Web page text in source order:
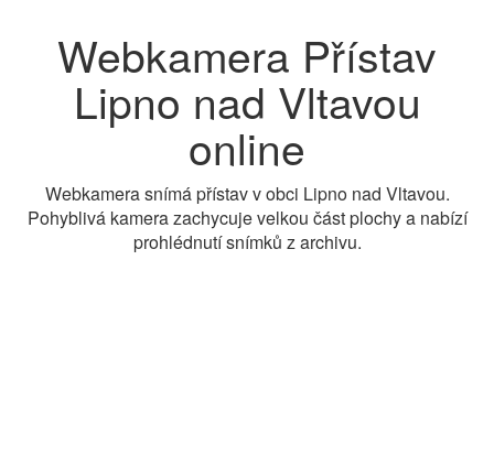
Webkamera Přístav
Lipno nad Vltavou
online
Webkamera snímá přístav v obci Lipno nad Vltavou.
Pohyblivá kamera zachycuje velkou část plochy a nabízí
prohlédnutí snímků z archivu.